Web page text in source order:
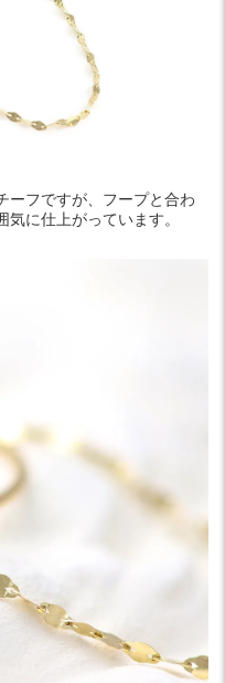
ーフですが、フープと合わ
に仕上がっています。